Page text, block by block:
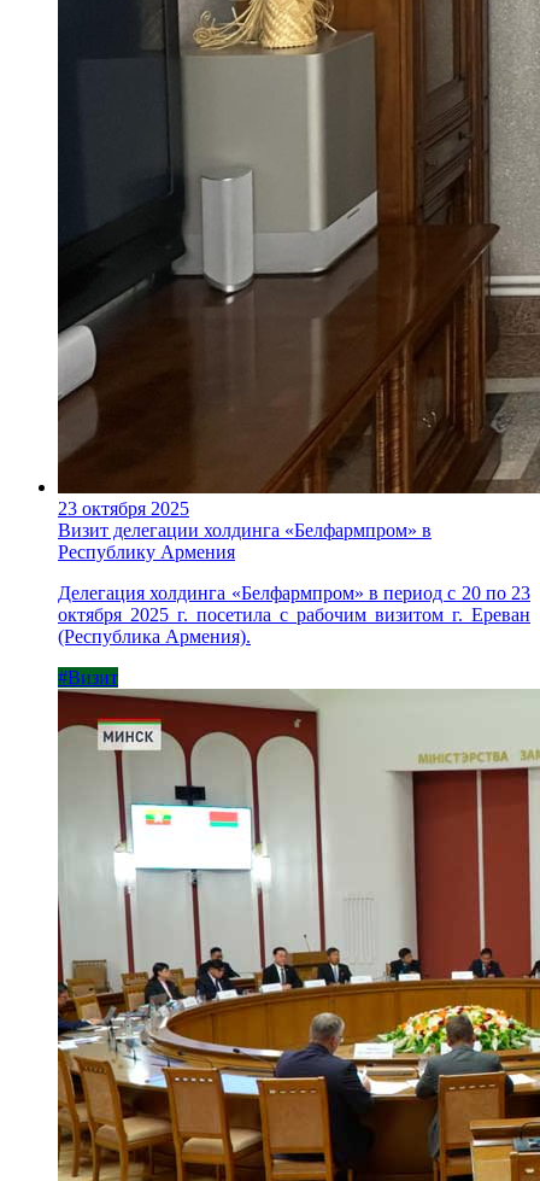
23 октября 2025
Визит делегации холдинга «Белфармпром» в
Республику Армения
Делегация холдинга «Белфармпром» в период с 20 по 23
октября 2025 г. посетила с рабочим визитом г. Ереван
(Республика Армения).
#Визит